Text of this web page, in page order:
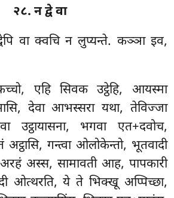
२८. न द्वे वा
वा क्वचि न लुप्यन्ते. कञ्ञा इव,
एहि सिवक उट्ठेहि, आयस्मा
देवा आभस्सरा यथा, तेविज्जा
उट्ठायासना, भगवा एत+दवोच,
गन्त्वा ओलोकेन्तो, भूतवादी
अस्स, सामावती आह, पापकारी
ओत्थरति, ये ते भिक्खू अप्पिच्छा,